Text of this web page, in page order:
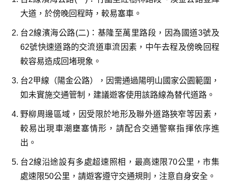
大道，於傍晚回程時，較易塞車。
台2線濱海公路(二)：基隆至萬里路段，因為國道3號及
62號快速道路的交流道車流因素，中午去程及傍晚回程
較容易造成回堵現象。
台2甲線（陽金公路），因需通過陽明山國家公園範圍，
如未實施交通管制，建議遊客使用該路線為替代道路。
野柳周邊區域，因受限於地形及聯外道路狹窄等因素，
較易出現車潮壅塞情形，請配合交通警察指揮依序進
出。
台2線沿途設有多處超速照相，最高速限70公里，市集
處速限50公里，請遊客遵守交通規則，注意自身安全。